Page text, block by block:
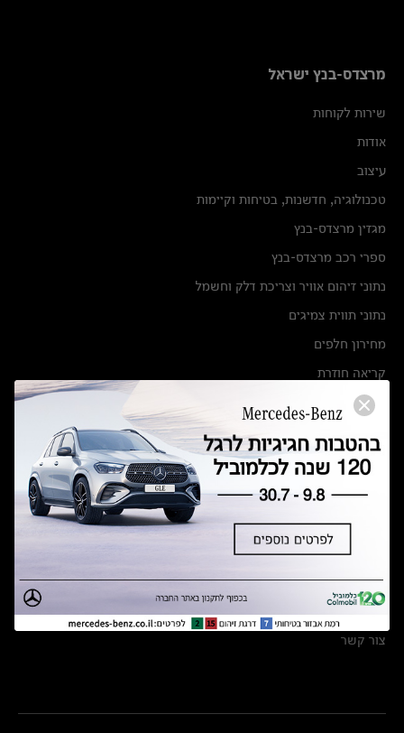
מרצדס-בנץ ישראל
שירות לקוחות
אודות
עיצוב
טכנולוגיה, חדשנות, בטיחות וקיימות
מגזין מרצדס-בנץ
ספרי רכב מרצדס-בנץ
נתוני זיהום אוויר וצריכת דלק וחשמל
נתוני תווית צמיגים
מחירון חלפים
קריאה חוזרת
הודעה על הטבות לרכבי מרצדס בהסדר פשרה בתצ 56447-02-19
תקנון ימי מכירות 120 לכלמוביל
מצאו אותנו
אולמות תצוגה
מרכזי שירות
צור קשר